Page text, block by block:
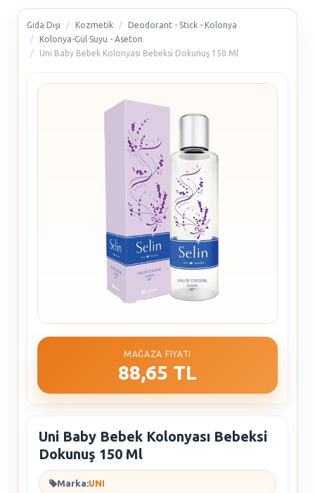
Gıda Dışı Kozmetik
Deodorant - Stick - Kolonya
Kolonya-Gül Suyu - Aseton
Uni Baby Bebek Kolonyası Bebeksi Dokunuş 150 Ml
MAĞAZA FIYATI
88,65 TL
Uni Baby Bebek Kolonyası Bebeksi
Dokunuş 150 Ml
Marka:UNI